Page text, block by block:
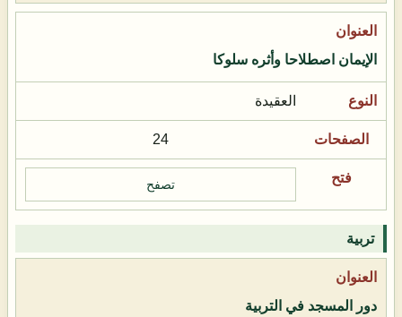
الإيمان اصطلاحا وأثره سلوكا
العقيدة
24
تصفح
تربية
دور المسجد في التربية